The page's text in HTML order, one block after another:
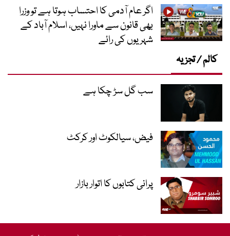
اگر عام آدمی کا احتساب ہوتا ہے تو وزرا
بھی قانون سے ماورا نہیں، اسلام آباد کے
شہریوں کی رائے
کالم / تجزیہ
سب گل سڑ چکا ہے
فیض، سیالکوٹ اور کرکٹ
پرانی کتابوں کا اتوار بازار